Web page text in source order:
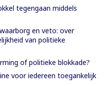
tegengaan middels
en veto: over
van politieke
of politieke blokkade?
voor iedereen toegankelijk